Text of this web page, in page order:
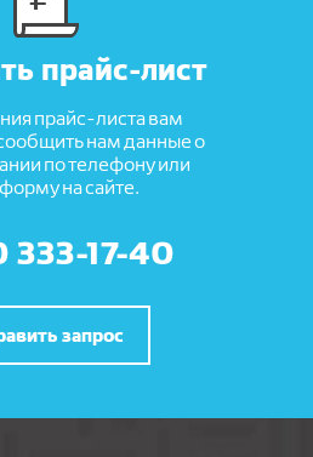
прайс-лист
прайс-листа вам
нам данные о
по телефону или
на сайте.
17-40
запрос